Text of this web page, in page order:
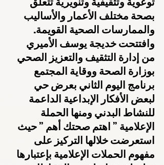
بصحة مختلف الأعمار والأساليب
والممارسات الصحية القويمة.
وافتتحت خديجة يوسف الأميري
من إدارة التثقيف والتعزيز الصحي
بوزارة الصحة ووقاية المجتمع
برنامج اليوم الثاني بعرض حي
لبعض الأفكار الإبداعية الداعمة
للنشاط البدني ومنها الحملة
الإعلامية ” اهتم صحتك أهم ” حيث
استعرضت خلالها التركيز على
مفهوم الحملات الإعلامية بإعتبارها